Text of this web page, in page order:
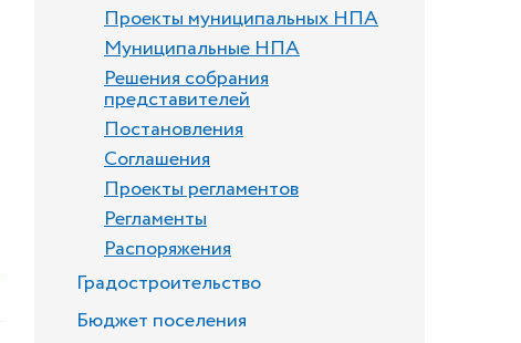
Проекты муниципальных НПА
Муниципальные НПА
Решения собрания
представителей
Постановления
Соглашения
Проекты регламентов
Регламенты
Распоряжения
Градостроительство
Бюджет поселения